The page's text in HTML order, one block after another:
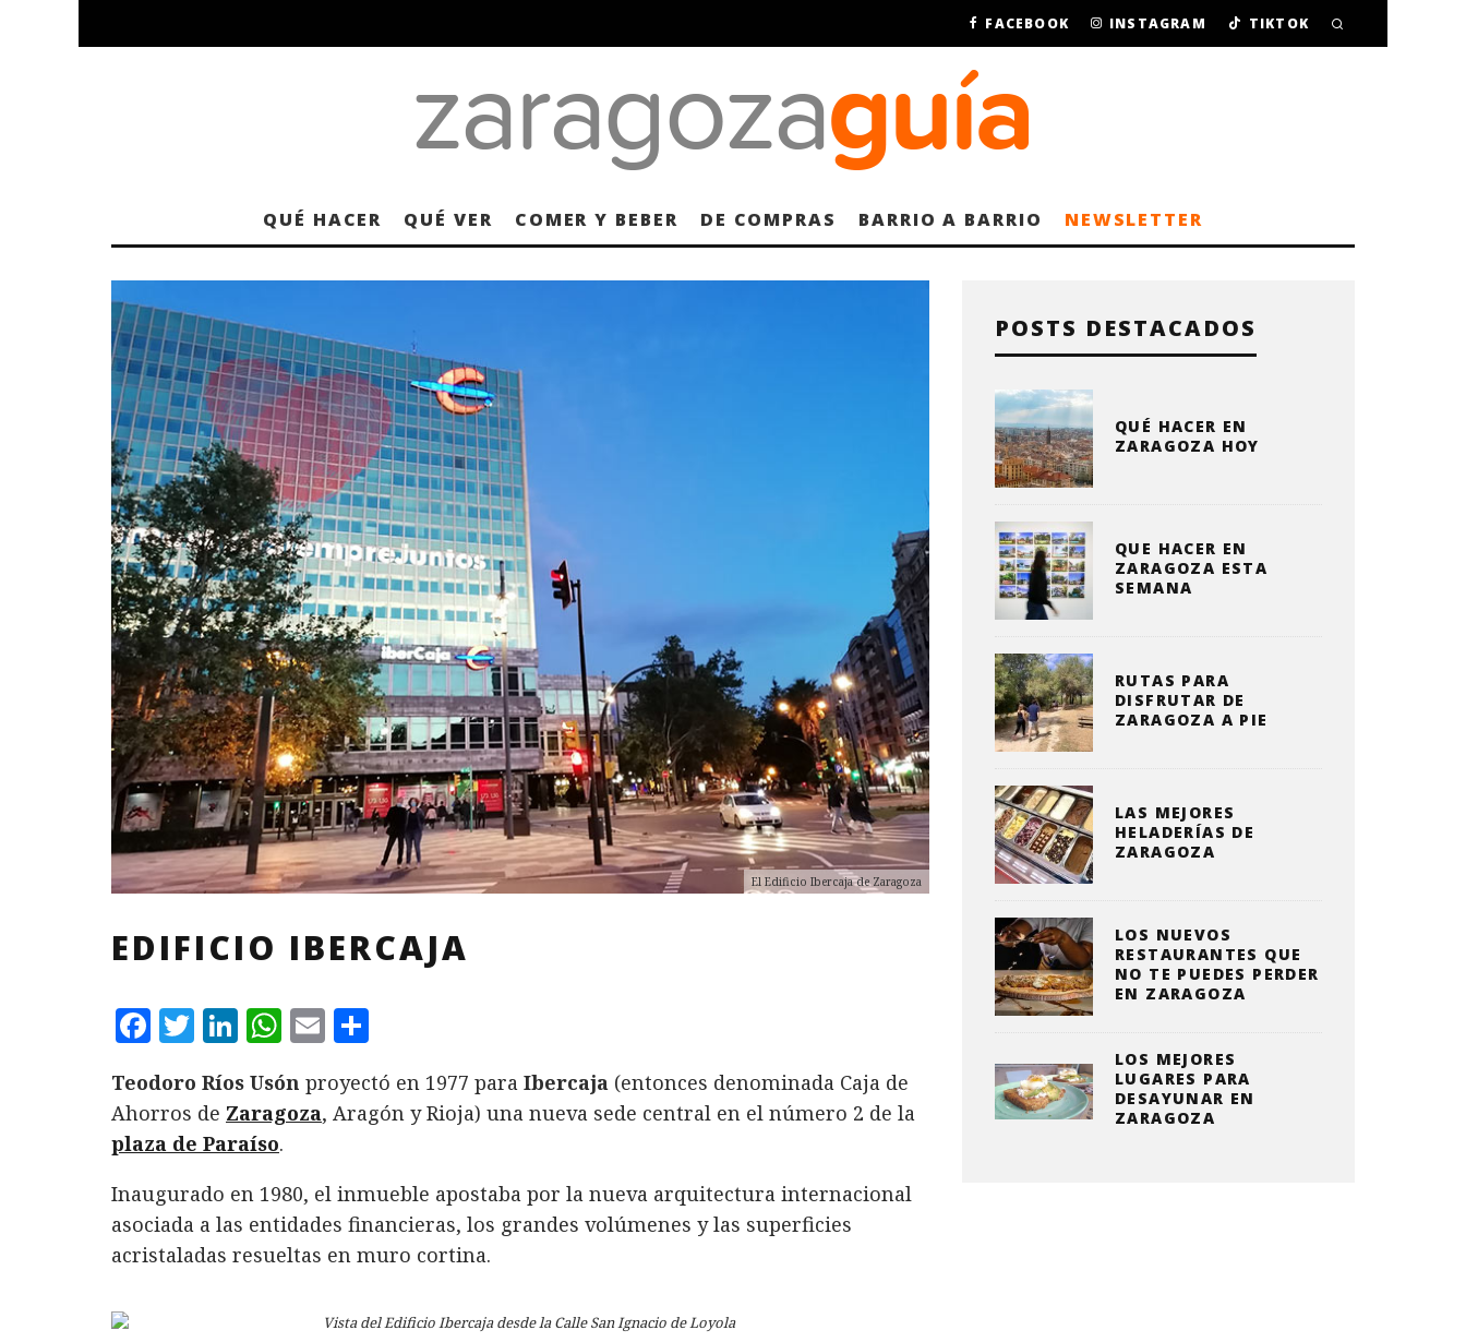
FACEBOOK INSTAGRAM TIKTOK
QUÉ HACER QUÉ VER COMER Y BEBER DE COMPRAS BARRIO A BARRIO NEWSLETTER
El Edificio Ibercaja de Zaragoza
EDIFICIO IBERCAJA
F
c
e
b
o
o
k
T
it
te
r
L
n
k
e
d
I
n
W
at
s
A
p
p
E
ai
l
m
p
rt
ir
Teodoro Ríos Usón proyectó en 1977 para Ibercaja (entonces denominada Caja de
Ahorros de Zaragoza, Aragón y Rioja) una nueva sede central en el número 2 de la
plaza de Paraíso.
Inaugurado en 1980, el inmueble apostaba por la nueva arquitectura internacional
asociada a las entidades financieras, los grandes volúmenes y las superficies
acristaladas resueltas en muro cortina.
POSTS DESTACADOS
QUÉ HACER EN
ZARAGOZA HOY
QUE HACER EN
ZARAGOZA ESTA
SEMANA
RUTAS PARA
DISFRUTAR DE
ZARAGOZA A PIE
LAS MEJORES
HELADERÍAS DE
ZARAGOZA
LOS NUEVOS
RESTAURANTES QUE
NO TE PUEDES PERDER
EN ZARAGOZA
LOS MEJORES
LUGARES PARA
DESAYUNAR EN
ZARAGOZA